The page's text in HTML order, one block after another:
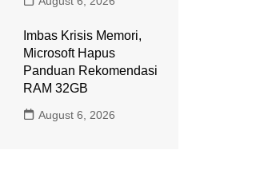
Imbas Krisis Memori,
Microsoft Hapus
Panduan Rekomendasi
RAM 32GB
August 6, 2026